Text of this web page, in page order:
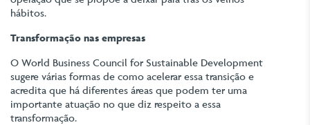
hábitos.
Transformação nas empresas
O World Business Council for Sustainable Development
sugere várias formas de como acelerar essa transição e
acredita que há diferentes áreas que podem ter uma
importante atuação no que diz respeito a essa
transformação.